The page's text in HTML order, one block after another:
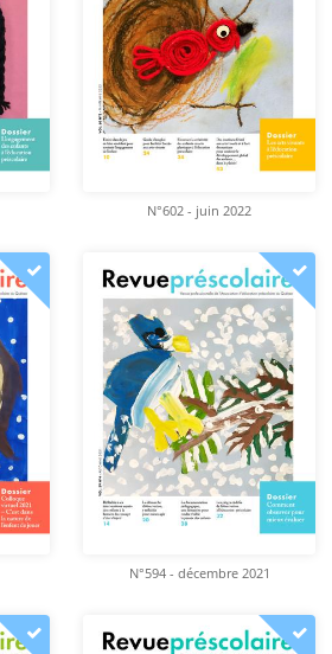
N°602 - juin 2022
N°594 - décembre 2021